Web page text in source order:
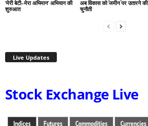
‘मेरी बेटी–मेरा अभिमान’ अभियान की
शुरुआत
अब विकास को जमीन पर उतारने की
चुनौती
Live Updates
Stock Exchange Live